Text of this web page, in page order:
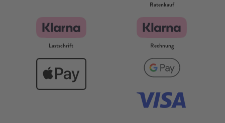
Ratenkauf
Lastschrift Rechnung